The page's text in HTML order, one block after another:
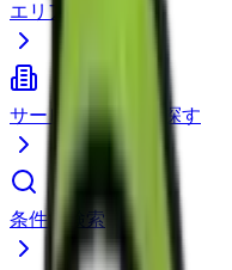
エリアから探す
サービス種別から探す
条件で検索